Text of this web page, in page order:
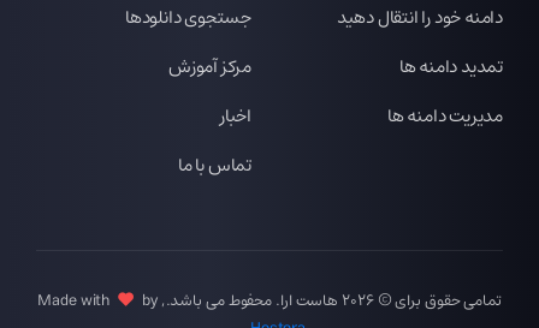
دامنه خود را انتقال دهید
تمدید دامنه ها
مدیریت دامنه ها
جستجوی دانلودها
مرکز آموزش
اخبار
تماس با ما
تمامی حقوق برای © 2026 هاست ارا. محفوط می باشد., Made with
by